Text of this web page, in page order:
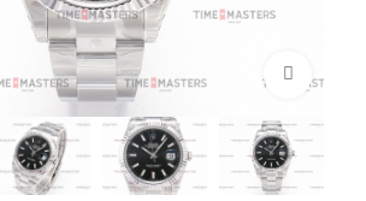
לחצו להגדלה